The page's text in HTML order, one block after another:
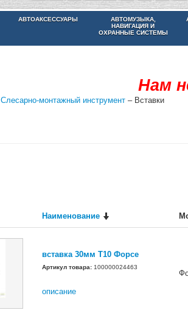
АВТОАКСЕССУАРЫ
АВТОМУЗЫКА,
НАВИГАЦИЯ И
ОХРАННЫЕ СИСТЕМЫ
Нам
Слесарно-монтажный инструмент – Вставки
Наименование
вставка 30мм Т10 Форсе
Артикул товара: 100000024463
описание